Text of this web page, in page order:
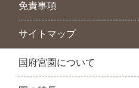
免責事項
サイトマップ
国府宮園について